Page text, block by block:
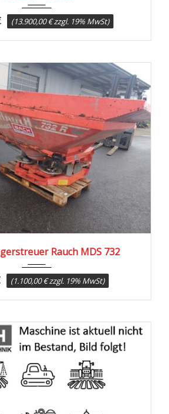
(13.900,00 € zzgl. 19% MwSt)
Rauch MDS 732
(1.100,00 € zzgl. 19% MwSt)